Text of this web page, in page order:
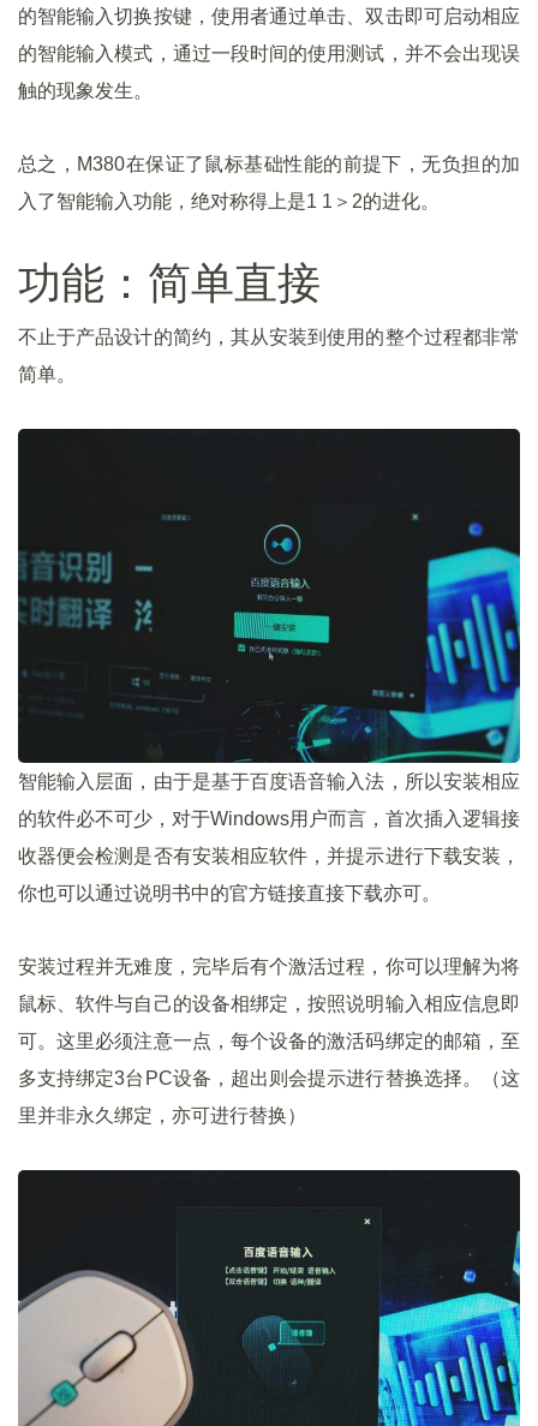
的智能输入切换按键，使用者通过单击、双击即可启动相应
的智能输入模式，通过一段时间的使用测试，并不会出现误
触的现象发生。
总之，M380在保证了鼠标基础性能的前提下，无负担的加
入了智能输入功能，绝对称得上是1 1＞2的进化。
功能：简单直接
不止于产品设计的简约，其从安装到使用的整个过程都非常
简单。
智能输入层面，由于是基于百度语音输入法，所以安装相应
的软件必不可少，对于Windows用户而言，首次插入逻辑接
收器便会检测是否有安装相应软件，并提示进行下载安装，
你也可以通过说明书中的官方链接直接下载亦可。
安装过程并无难度，完毕后有个激活过程，你可以理解为将
鼠标、软件与自己的设备相绑定，按照说明输入相应信息即
可。这里必须注意一点，每个设备的激活码绑定的邮箱，至
多支持绑定3台PC设备，超出则会提示进行替换选择。（这
里并非永久绑定，亦可进行替换）